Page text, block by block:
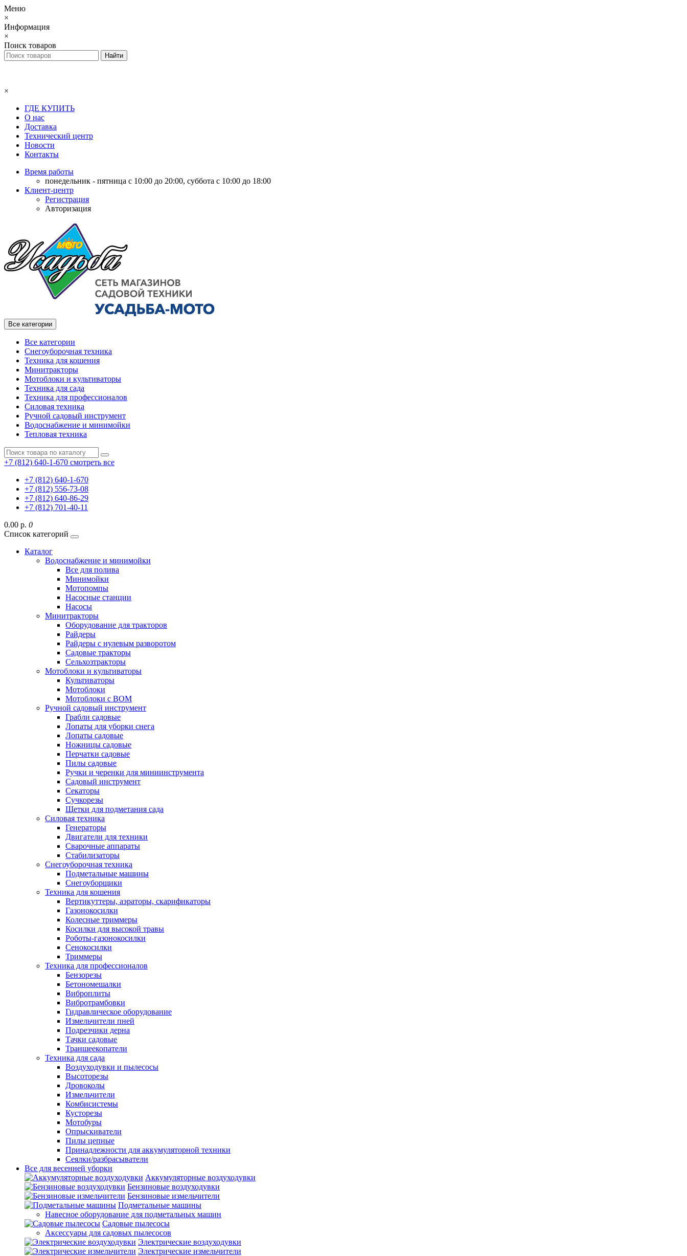
Меню
×
Информация
×
Поиск товаров
×
ГДЕ КУПИТЬ
О нас
Доставка
Технический центр
Новости
Контакты
Время работы
понедельник - пятница с 10:00 до 20:00, суббота с 10:00 до 18:00
Клиент-центр
Регистрация
Авторизация
Все категории
Все категории
Снегоуборочная техника
Техника для кошения
Минитракторы
Мотоблоки и культиваторы
Техника для сада
Техника для профессионалов
Силовая техника
Ручной садовый инструмент
Водоснабжение и минимойки
Тепловая техника
+7 (812) 640-1-670 смотреть все
+7 (812) 640-1-670
+7 (812) 556-73-08
+7 (812) 640-86-29
+7 (812) 701-40-11
0.00 р. 0
Список категорий
Каталог
Водоснабжение и минимойки
Все для полива
Минимойки
Мотопомпы
Насосные станции
Насосы
Минитракторы
Оборудование для тракторов
Райдеры
Райдеры с нулевым разворотом
Садовые тракторы
Сельхозтракторы
Мотоблоки и культиваторы
Культиваторы
Мотоблоки
Мотоблоки с ВОМ
Ручной садовый инструмент
Грабли садовые
Лопаты для уборки снега
Лопаты садовые
Ножницы садовые
Перчатки садовые
Пилы садовые
Ручки и черенки для миниинструмента
Садовый инструмент
Секаторы
Сучкорезы
Щетки для подметания сада
Силовая техника
Генераторы
Двигатели для техники
Сварочные аппараты
Стабилизаторы
Снегоуборочная техника
Подметальные машины
Снегоуборщики
Техника для кошения
Вертикуттеры, аэраторы, скарификаторы
Газонокосилки
Колесные триммеры
Косилки для высокой травы
Роботы-газонокосилки
Сенокосилки
Триммеры
Техника для профессионалов
Бензорезы
Бетономешалки
Виброплиты
Вибротрамбовки
Гидравлическое оборудование
Измельчители пней
Подрезчики дерна
Тачки садовые
Траншеекопатели
Техника для сада
Воздуходувки и пылесосы
Высоторезы
Дровоколы
Измельчители
Комбисистемы
Кусторезы
Мотобуры
Опрыскиватели
Пилы цепные
Принадлежности для аккумуляторной техники
Сеялки/разбрасыватели
Все для весенней уборки
Аккумуляторные воздуходувки
Бензиновые воздуходувки
Бензиновые измельчители
Подметальные машины
Навесное оборудование для подметальных машин
Садовые пылесосы
Аксессуары для садовых пылесосов
Электрические воздуходувки
Электрические измельчители